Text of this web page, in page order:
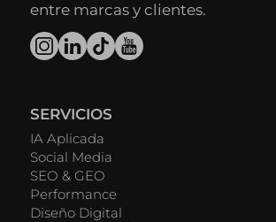
entre marcas y clientes.
SERVICIOS
IA Aplicada
Social Media
SEO & GEO
Performance
Diseño Digital